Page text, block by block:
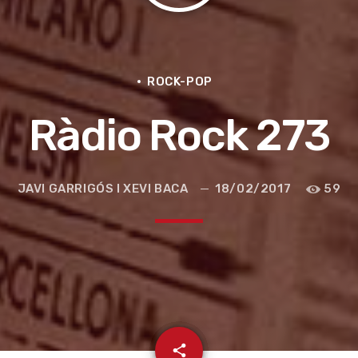
la ruta de la seda
ROCK-POP
Ràdio Rock 273
JAVI GARRIGÓS I XEVI BACA 18/02/2017 59
share
email